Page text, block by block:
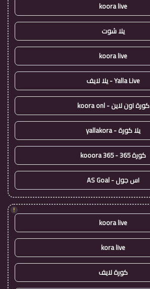
koora live
يلا شوت
koora live
Yalla Live - يلا لايف
كورة اون لاين - koora onl
يلا كورة - yallakora
كورة 365 - kooora 365
اس جول - AS Goal
!
koora live
kora live
كورة لايف